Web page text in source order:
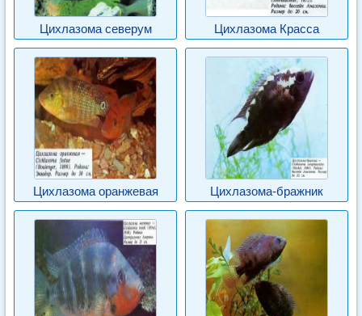
Цихлазома северум Цихлазома Красса
Цихлазома оранжевая Цихлазома-бражник